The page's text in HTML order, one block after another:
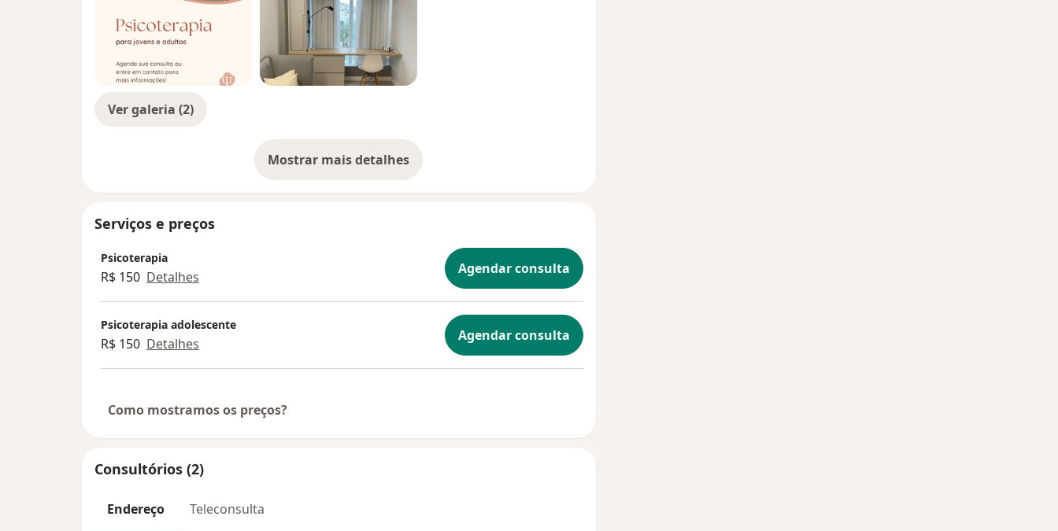
Ver galeria (2)
Mostrar mais detalhes
sobre a experiência
Serviços e preços
Psicoterapia
R$ 150 Detalhes Agendar consulta
Psicoterapia adolescente
R$ 150 Detalhes Agendar consulta
Como mostramos os preços?
Consultórios (2)
Endereço Teleconsulta